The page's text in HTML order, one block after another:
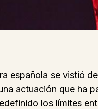
española se vistió
actuación que ha
los límites